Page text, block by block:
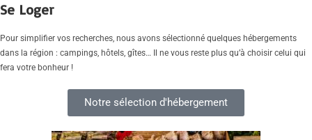
Se Loger
Pour simplifier vos recherches, nous avons sélectionné quelques hébergements
dans la région : campings, hôtels, gîtes… Il ne vous reste plus qu’à choisir celui qui
fera votre bonheur !
Notre sélection d'hébergement